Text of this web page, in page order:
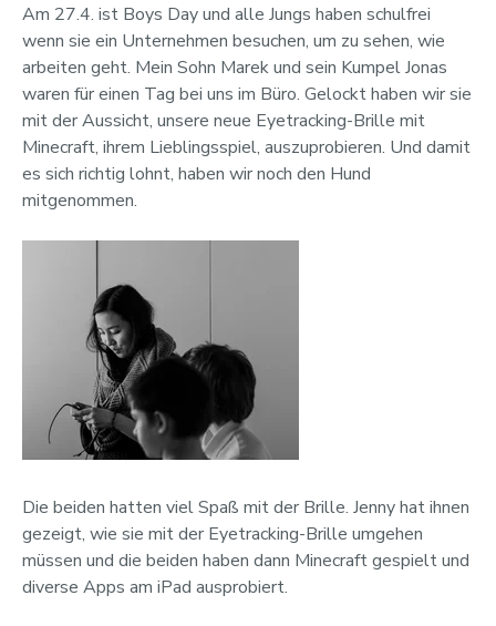
Am 27.4. ist Boys Day und alle Jungs haben schulfrei
wenn sie ein Unternehmen besuchen, um zu sehen, wie
arbeiten geht. Mein Sohn Marek und sein Kumpel Jonas
waren für einen Tag bei uns im Büro. Gelockt haben wir sie
mit der Aussicht, unsere neue Eyetracking-Brille mit
Minecraft, ihrem Lieblingsspiel, auszuprobieren. Und damit
es sich richtig lohnt, haben wir noch den Hund
mitgenommen.
Die beiden hatten viel Spaß mit der Brille. Jenny hat ihnen
gezeigt, wie sie mit der Eyetracking-Brille umgehen
müssen und die beiden haben dann Minecraft gespielt und
diverse Apps am iPad ausprobiert.